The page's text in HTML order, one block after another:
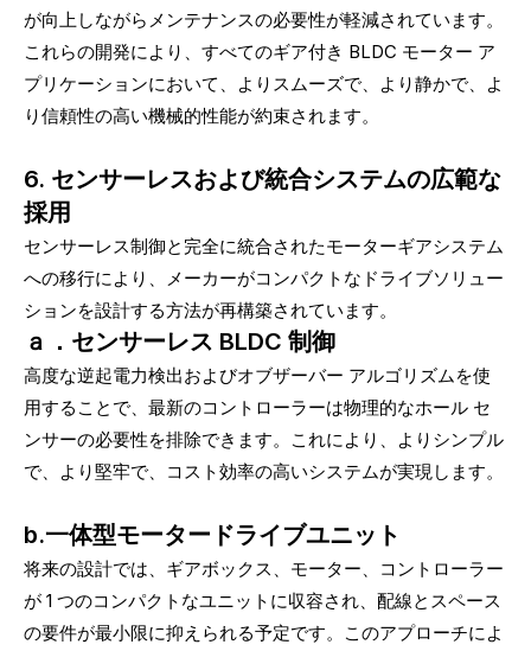
が向上しながらメンテナンスの必要性が軽減されています。
これらの開発により、すべてのギア付き BLDC モーター ア
プリケーションにおいて、よりスムーズで、より静かで、よ
り信頼性の高い機械的性能が約束されます。
6. センサーレスおよび統合システムの広範な
採用
センサーレス制御と完全に統合されたモーターギアシステム
への移行により、メーカーがコンパクトなドライブソリュー
ションを設計する方法が再構築されています。
ａ．センサーレス BLDC 制御
高度な逆起電力検出およびオブザーバー アルゴリズムを使
用することで、最新のコントローラーは物理的なホール セ
ンサーの必要性を排除できます。これにより、よりシンプル
で、より堅牢で、コスト効率の高いシステムが実現します。
b.一体型モータードライブユニット
将来の設計では、ギアボックス、モーター、コントローラー
が 1 つのコンパクトなユニットに収容され、配線とスペース
の要件が最小限に抑えられる予定です。このアプローチによ